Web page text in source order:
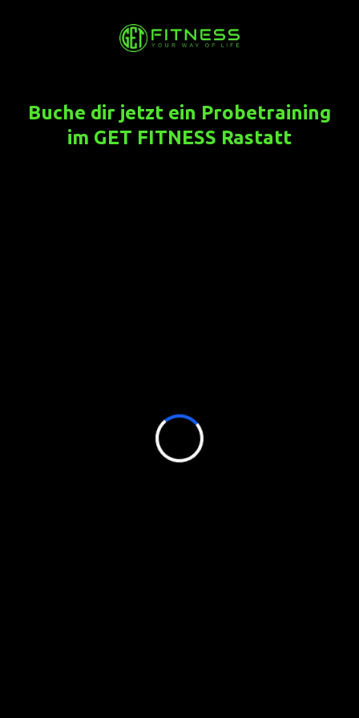
Buche dir jetzt ein Probetraining
im GET FITNESS Rastatt